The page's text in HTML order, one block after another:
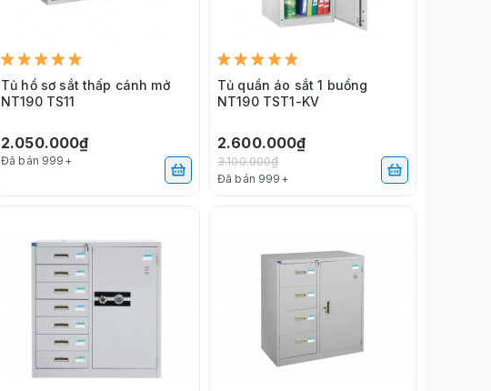
Tủ hồ sơ sắt thấp cánh mở
NT190 TS11
2.050.000₫
Đã bán 999+
Tủ quần áo sắt 1 buồng
NT190 TST1-KV
2.600.000₫
3.100.000₫
Đã bán 999+